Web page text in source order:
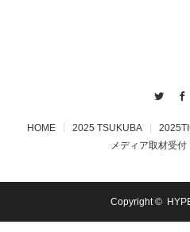
HOME 2025 TSUKUBA
メディア取材受付
Copyright ©